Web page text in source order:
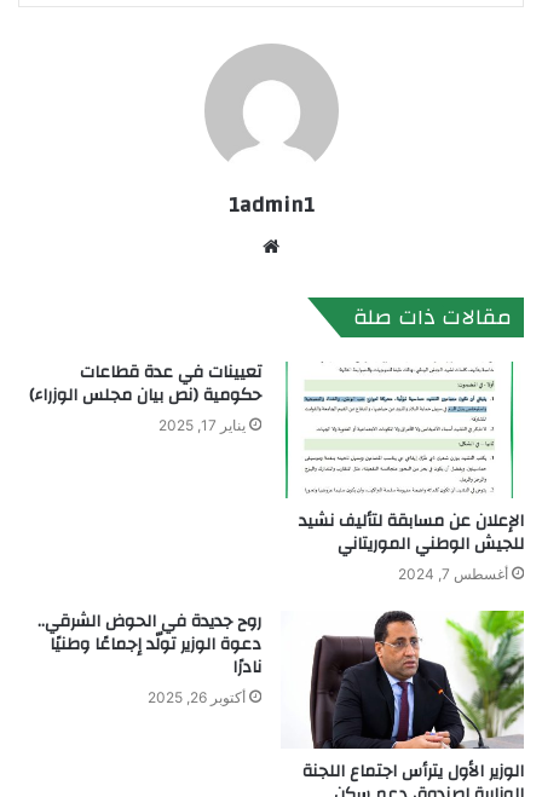
1admin1
مقالات ذات صلة
الإعلان عن مسابقة لتأليف نشيد
للجيش الوطني الموريتاني
أغسطس 7, 2024
تعيينات في عدة قطاعات
حكومية (نص بيان مجلس الوزراء)
يناير 17, 2025
الوزير الأول يترأس اجتماع اللجنة
روح جديدة في الحوض الشرقي..
دعوة الوزير تولّد إجماعًا وطنيًا
نادرًا
أكتوبر 26, 2025